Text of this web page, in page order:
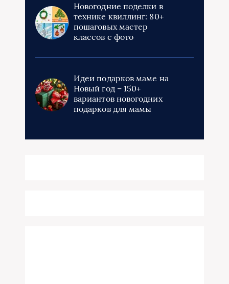
Новогодние поделки в
технике квиллинг: 80+
пошаговых мастер
классов с фото
Идеи подарков маме на
Новый год – 150+
вариантов новогодних
подарков для мамы